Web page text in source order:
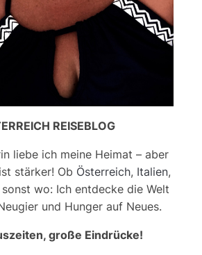
REISEBLOG
liebe ich meine Heimat – aber
stärker! Ob Österreich, Italien,
wo: Ich entdecke die Welt
und Hunger auf Neues.
große Eindrücke!